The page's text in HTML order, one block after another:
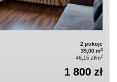
2 pokoje
39,00 m2
46,15 zł/m2
1 800 zł